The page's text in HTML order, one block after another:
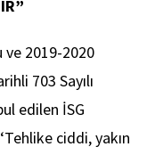
ve 2019-2020
703 Sayılı
edilen İSG
ciddi, yakın